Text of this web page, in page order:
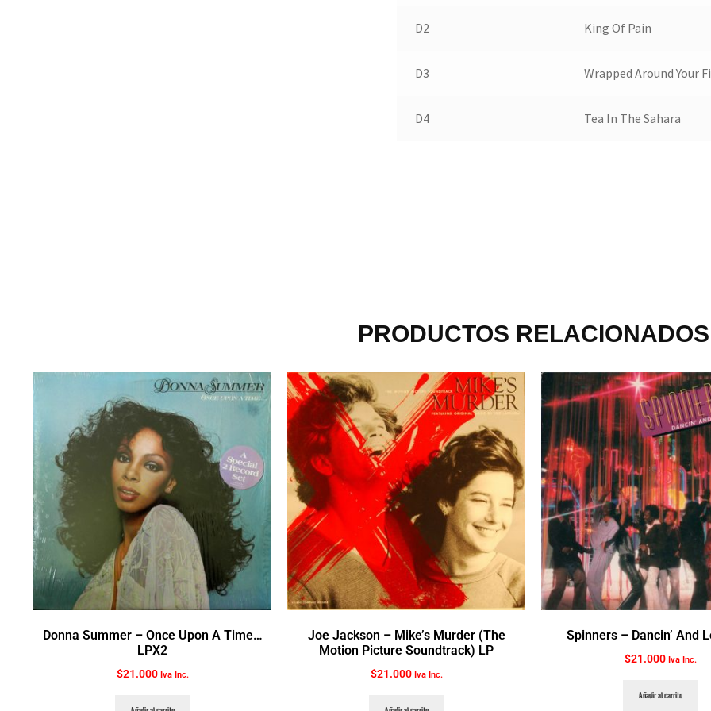
D2 King Of Pain
D3 Wrapped Around Your
D4 Tea In The Sahara
PRODUCTOS RELACIONADOS
Donna Summer ‎– Once Upon A Time…
LPX2
$21.000 Iva Inc.
Joe Jackson ‎– Mike’s Murder (The
Motion Picture Soundtrack) LP
$21.000 Iva Inc.
Spinners ‎– Dancin’ And
$21.000 Iva Inc.
Añadir al carrito